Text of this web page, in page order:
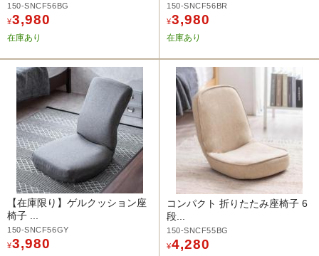
150-SNCF56BG
¥3,980
在庫あり
150-SNCF56BR
¥3,980
在庫あり
【在庫限り】ゲルクッション座
椅子 ...
150-SNCF56GY
¥3,980
コンパクト 折りたたみ座椅子 6
段...
150-SNCF55BG
¥4,280